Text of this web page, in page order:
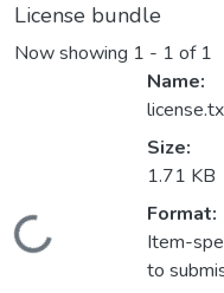
License bundle
Now showing 1 - 1 of 1
Loading...
Name:
Size:
1.71 KB
Format:
Item-
to